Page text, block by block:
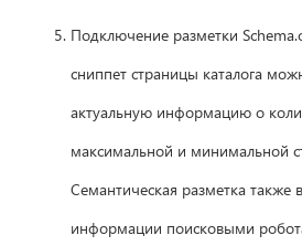
Подключение разметки
сниппет страницы каталога
актуальную информацию о
максимальной и минимальной
Семантическая разметка также
информации поисковыми